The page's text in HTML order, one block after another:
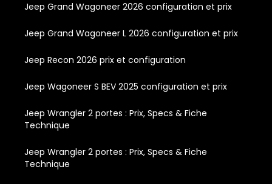
Jeep Grand Wagoneer 2026 configuration et prix
Jeep Grand Wagoneer L 2026 configuration et prix
Jeep Recon 2026 prix et configuration
Jeep Wagoneer S BEV 2025 configuration et prix
Jeep Wrangler 2 portes : Prix, Specs & Fiche
Technique
Jeep Wrangler 2 portes : Prix, Specs & Fiche
Technique